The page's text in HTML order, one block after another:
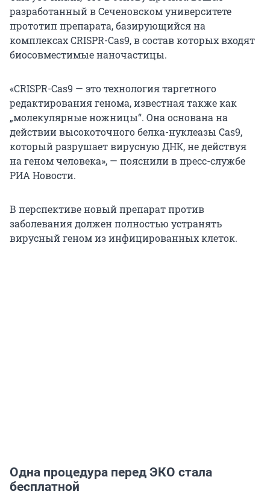
разработанный в Сеченовском университете
прототип препарата, базирующийся на
комплексах CRISPR-Cas9, в состав которых входят
биосовместимые наночастицы.
«CRISPR-Cas9 — это технология таргетного
редактирования генома, известная также как
„молекулярные ножницы“. Она основана на
действии высокоточного белка-нуклеазы Cas9,
который разрушает вирусную ДНК, не действуя
на геном человека», — пояснили в пресс-службе
РИА Новости.
В перспективе новый препарат против
заболевания должен полностью устранять
вирусный геном из инфицированных клеток.
Одна процедура перед ЭКО стала
бесплатной